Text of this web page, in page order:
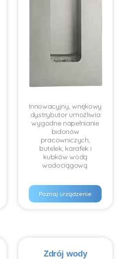
Innowacyjny, wnękowy
dystrybutor umożliwia
wygodne napełnianie
bidonów
pracowniczych,
butelek, karafek i
kubków wodą
wodociągową.
Poznaj urządzenie
Zdrój wody